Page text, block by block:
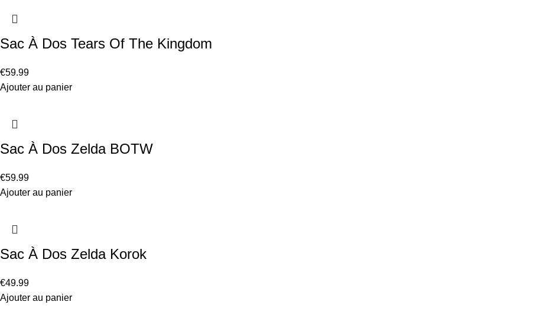
Sac À Dos Tears Of The Kingdom
€59.99
Ajouter au panier
Sac À Dos Zelda BOTW
€59.99
Ajouter au panier
Sac À Dos Zelda Korok
€49.99
Ajouter au panier